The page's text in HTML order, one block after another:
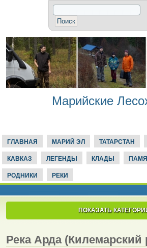
Марийские
ГЛАВНАЯ МАРИЙ ЭЛ ТАТАРСТАН
КАВКАЗ ЛЕГЕНДЫ КЛАДЫ
РОДНИКИ РЕКИ
ПОКАЗАТЬ
Река Арда